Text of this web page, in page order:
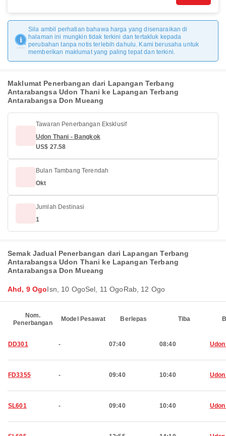
Sila ambil perhatian bahawa harga yang disenaraikan di
halaman ini mungkin tidak terkini dan tertakluk kepada
perubahan tanpa notis terlebih dahulu. Kami berusaha untuk
memberikan maklumat yang paling tepat dan terkini.
Maklumat Penerbangan dari Lapangan Terbang
Antarabangsa Udon Thani ke Lapangan Terbang
Antarabangsa Don Mueang
Tawaran Penerbangan Eksklusif
Udon Thani - Bangkok
US$ 27.58
Bulan Tambang Terendah
Okt
Jumlah Destinasi
1
Semak Jadual Penerbangan dari Lapangan Terbang
Antarabangsa Udon Thani ke Lapangan Terbang
Antarabangsa Don Mueang
Ahd, 9 OgoIsn, 10 OgoSel, 11 OgoRab, 12 Ogo
Nom.
Penerbangan
Model Pesawat Berlepas Tiba
DD301 - 07:40 08:40
FD3355 - 09:40 10:40
SL601 - 09:40 10:40